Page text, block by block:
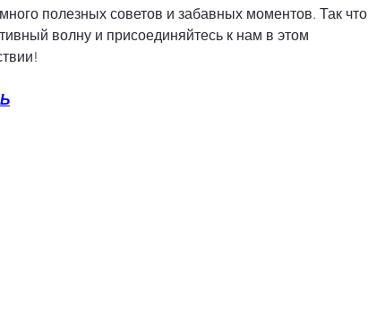
полезных советов и забавных моментов. Так что
волну и присоединяйтесь к нам в этом